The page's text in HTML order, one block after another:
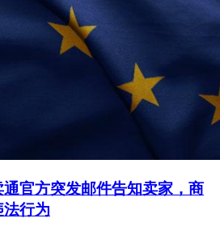
官方突发邮件告知卖家，商
行为